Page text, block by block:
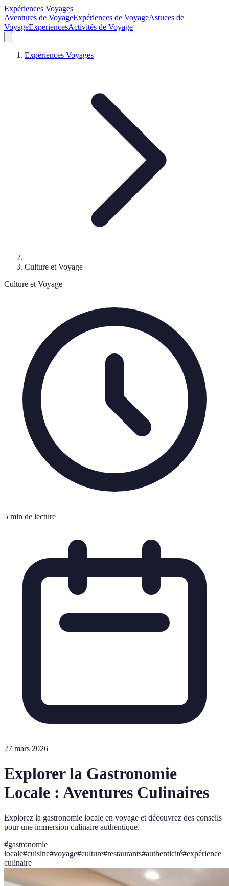
Expériences Voyages
Aventures de VoyageExpériences de VoyageAstuces de
VoyageExperiencesActivités de Voyage
Expériences Voyages
Culture et Voyage
Culture et Voyage
5 min de lecture
27 mars 2026
Explorer la Gastronomie
Locale : Aventures Culinaires
Explorez la gastronomie locale en voyage et découvrez des conseils
pour une immersion culinaire authentique.
#gastronomie
locale#cuisine#voyage#culture#restaurants#authenticité#expérience
culinaire